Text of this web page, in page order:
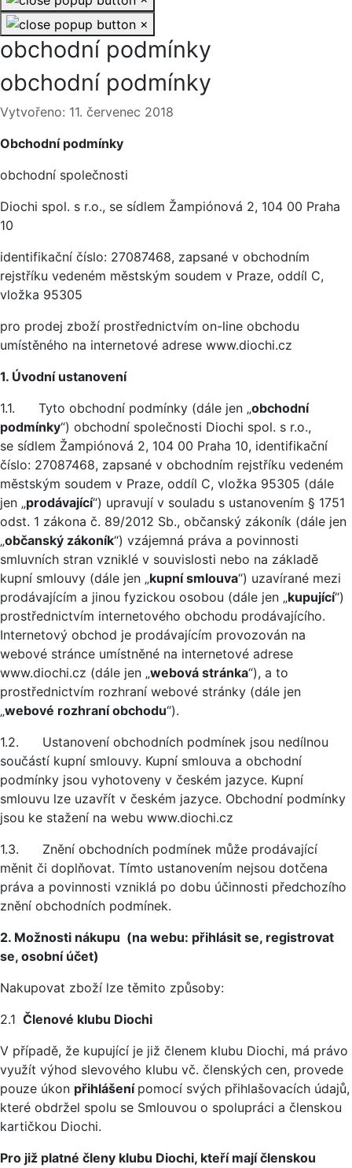
×
obchodní podmínky
obchodní podmínky
Základní údaje
Vytvořeno: 11. červenec 2018
Obchodní podmínky
obchodní společnosti
Diochi spol. s r.o., se sídlem Žampiónová 2, 104 00 Praha
10
identifikační číslo: 27087468, zapsané v obchodním
rejstříku vedeném městským soudem v Praze, oddíl C,
vložka 95305
pro prodej zboží prostřednictvím on-line obchodu
umístěného na internetové adrese www.diochi.cz
1. Úvodní ustanovení
1.1. Tyto obchodní podmínky (dále jen „obchodní
podmínky“) obchodní společnosti Diochi spol. s r.o.,
se sídlem Žampiónová 2, 104 00 Praha 10, identifikační
číslo: 27087468, zapsané v obchodním rejstříku vedeném
městským soudem v Praze, oddíl C, vložka 95305 (dále
jen „prodávající“) upravují v souladu s ustanovením § 1751
odst. 1 zákona č. 89/2012 Sb., občanský zákoník (dále jen
„občanský zákoník“) vzájemná práva a povinnosti
smluvních stran vzniklé v souvislosti nebo na základě
kupní smlouvy (dále jen „kupní smlouva“) uzavírané mezi
prodávajícím a jinou fyzickou osobou (dále jen „kupující“)
prostřednictvím internetového obchodu prodávajícího.
Internetový obchod je prodávajícím provozován na
webové stránce umístněné na internetové adrese
www.diochi.cz (dále jen „webová stránka“), a to
prostřednictvím rozhraní webové stránky (dále jen
„webové rozhraní obchodu“).
1.2. Ustanovení obchodních podmínek jsou nedílnou
součástí kupní smlouvy. Kupní smlouva a obchodní
podmínky jsou vyhotoveny v českém jazyce. Kupní
smlouvu lze uzavřít v českém jazyce. Obchodní podmínky
jsou ke stažení na webu www.diochi.cz
1.3. Znění obchodních podmínek může prodávající
měnit či doplňovat. Tímto ustanovením nejsou dotčena
práva a povinnosti vzniklá po dobu účinnosti předchozího
znění obchodních podmínek.
2. Možnosti nákupu (na webu: přihlásit se, registrovat
se, osobní účet)
Nakupovat zboží lze těmito způsoby:
2.1 Členové klubu Diochi
V případě, že kupující je již členem klubu Diochi, má právo
využít výhod slevového klubu vč. členských cen, provede
pouze úkon přihlášení pomocí svých přihlašovacích údajů,
které obdržel spolu se Smlouvou o spolupráci a členskou
kartičkou Diochi.
Pro již platné členy klubu Diochi, kteří mají členskou